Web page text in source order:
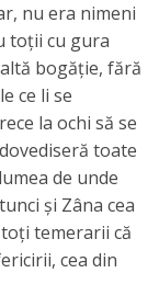
nu era nimeni
toţii cu gura
bogăţie, fără
ce li se
la ochi să se
toate
de unde
şi Zâna cea
temerarii că
cea din